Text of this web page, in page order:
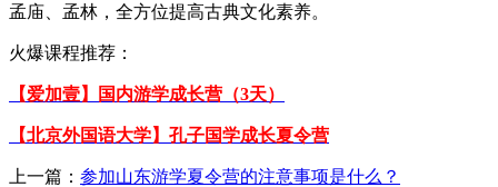
孟庙、孟林，全方位提高古典文化素养。
火爆课程推荐：
【爱加壹】国内游学成长营（3天）
【北京外国语大学】孔子国学成长夏令营
上一篇： 参加山东游学夏令营的注意事项是什么？